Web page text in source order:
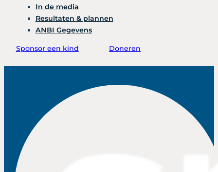
In de media
Resultaten & plannen
ANBI Gegevens
Sponsor een kind Doneren